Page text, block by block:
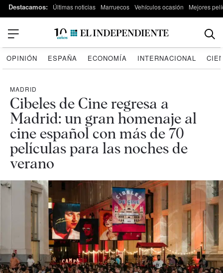
Destacamos: Últimas noticias Marruecos Vehículos ocasión Mejores
OPINIÓN ESPAÑA ECONOMÍA INTERNACIONAL
MADRID
Cibeles de Cine regresa a
Madrid: un gran homenaje al
cine español con más de 70
películas para las noches de
verano